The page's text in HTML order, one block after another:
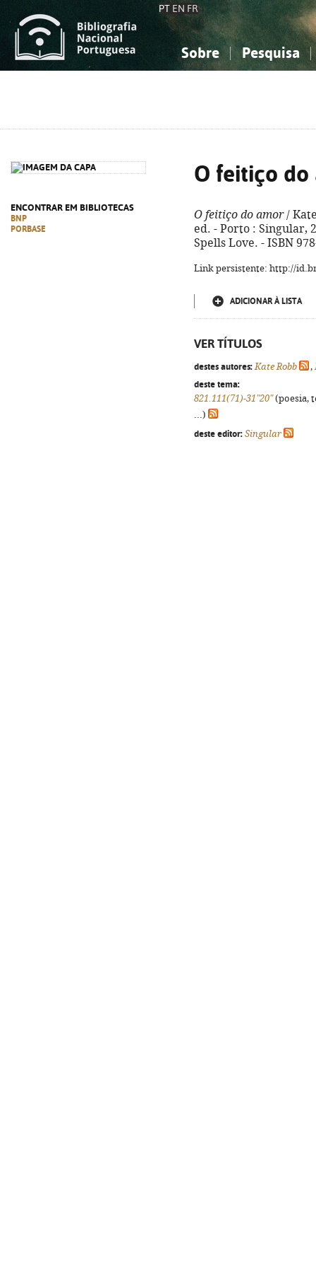
PT EN FR
Sobre Pesquisa
ENCONTRAR EM BIBLIOTECAS
BNP
PORBASE
O feitiço do
O feitiço do amor/
ed. - Porto : Singular,
Spells Love. - ISBN
Link persistente: http://
ADICIONAR À LISTA
VER TÍTULOS
destes autores: Kate Robb ,
deste tema:
821.111(71)-31"20"(poesia,
...)
deste editor: Singular